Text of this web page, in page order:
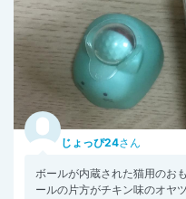
じょっぴ24さん
ボールが内蔵された猫用のお
ールの片方がチキン味のオヤ